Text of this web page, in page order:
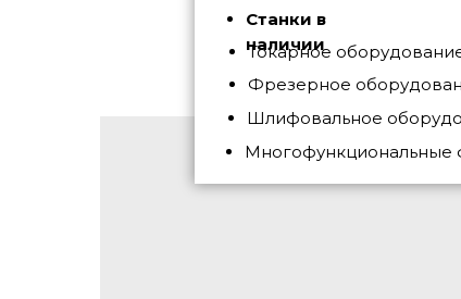
Токарное
Фрезерное
Шлифовальное
Многофункциональные
Станки в
наличии